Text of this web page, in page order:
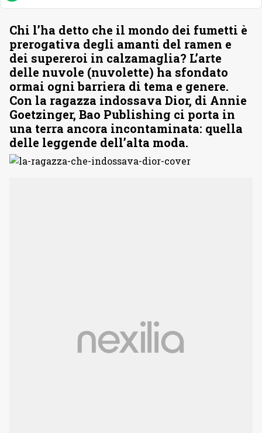
Chi l’ha detto che il mondo dei fumetti è
prerogativa degli amanti del ramen e
dei supereroi in calzamaglia? L’arte
delle nuvole (nuvolette) ha sfondato
ormai ogni barriera di tema e genere.
Con la ragazza indossava Dior, di Annie
Goetzinger, Bao Publishing ci porta in
una terra ancora incontaminata: quella
delle leggende dell’alta moda.